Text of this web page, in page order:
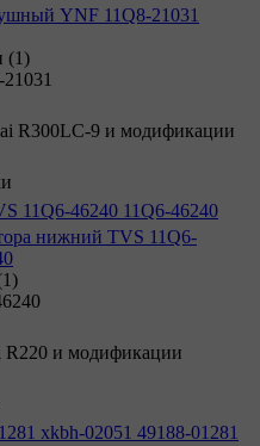
YNF 11Q8-21031
(1)
R300LC-9 и модификации
11Q6-46240 11Q6-46240
нижний TVS 11Q6-
R220 и модификации
xkbh-02051 49188-01281